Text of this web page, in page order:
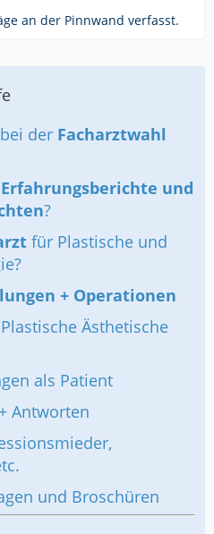
an der Pinnwand verfasst.
der Facharztwahl
Erfahrungsberichte und
?
für Plastische und
+ Operationen
Ästhetische
als Patient
Antworten
und Broschüren